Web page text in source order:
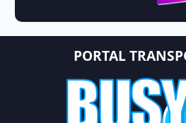
PORTAL